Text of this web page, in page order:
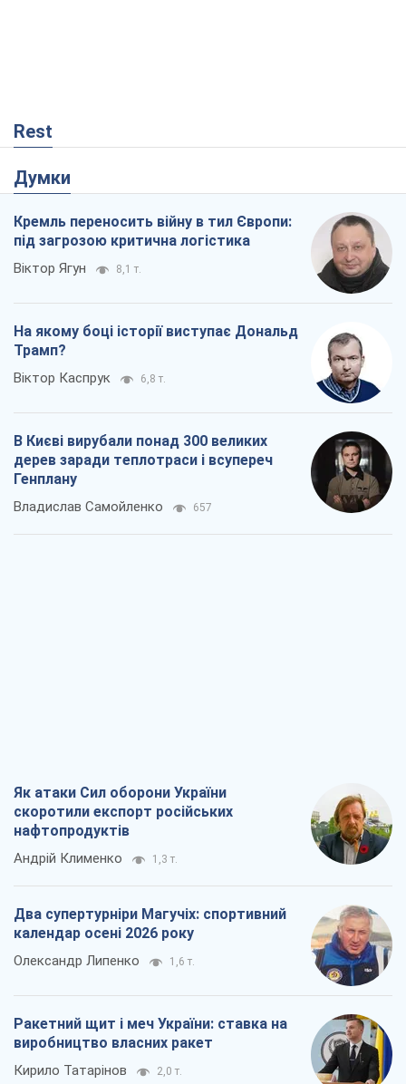
Rest
Думки
Кремль переносить війну в тил Європи:
під загрозою критична логістика
Віктор Ягун 8,1 т.
На якому боці історії виступає Дональд
Трамп?
Віктор Каспрук 6,8 т.
В Києві вирубали понад 300 великих
дерев заради теплотраси і всупереч
Генплану
Владислав Самойленко 657
Як атаки Сил оборони України
скоротили експорт російських
нафтопродуктів
Андрій Клименко 1,3 т.
Два супертурніри Магучіх: спортивний
календар осені 2026 року
Олександр Липенко 1,6 т.
Ракетний щит і меч України: ставка на
виробництво власних ракет
Кирило Татарінов 2,0 т.